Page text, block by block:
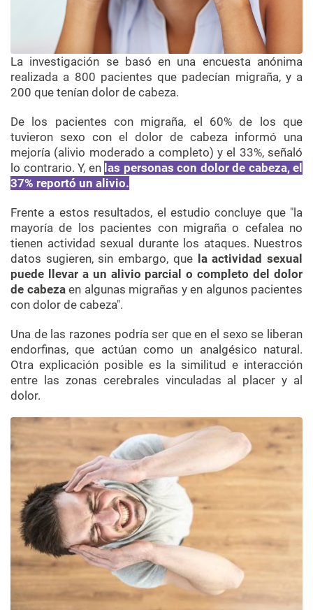
La investigación se basó en una encuesta anónima
realizada a 800 pacientes que padecían migraña, y a
200 que tenían dolor de cabeza.
De los pacientes con migraña, el 60% de los que
tuvieron sexo con el dolor de cabeza informó una
mejoría (alivio moderado a completo) y el 33%, señaló
lo contrario. Y, en las personas con dolor de cabeza, el
37% reportó un alivio.
Frente a estos resultados, el estudio concluye que "la
mayoría de los pacientes con migraña o cefalea no
tienen actividad sexual durante los ataques. Nuestros
datos sugieren, sin embargo, que la actividad sexual
puede llevar a un alivio parcial o completo del dolor
de cabezaen algunas migrañas y en algunos pacientes
con dolor de cabeza".
Una de las razones podría ser que en el sexo se liberan
endorfinas, que actúan como un analgésico natural.
Otra explicación posible es la similitud e interacción
entre las zonas cerebrales vinculadas al placer y al
dolor.